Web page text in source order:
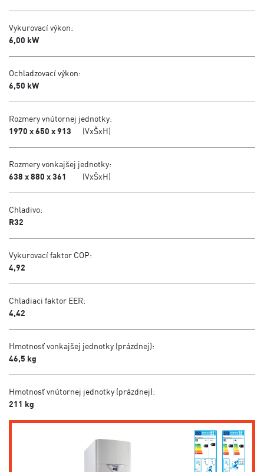
Vykurovací výkon:
6,00 kW
Ochladzovací výkon:
6,50 kW
Rozmery vnútornej jednotky:
1970 x 650 x 913
(VxŠxH)
Rozmery vonkajšej jednotky:
638 x 880 x 361
(VxŠxH)
Chladivo:
R32
Vykurovací faktor COP:
4,92
Chladiaci faktor EER:
4,42
Hmotnosť vonkajšej jednotky (prázdnej):
46,5 kg
Hmotnosť vnútornej jednotky (prázdnej):
211 kg